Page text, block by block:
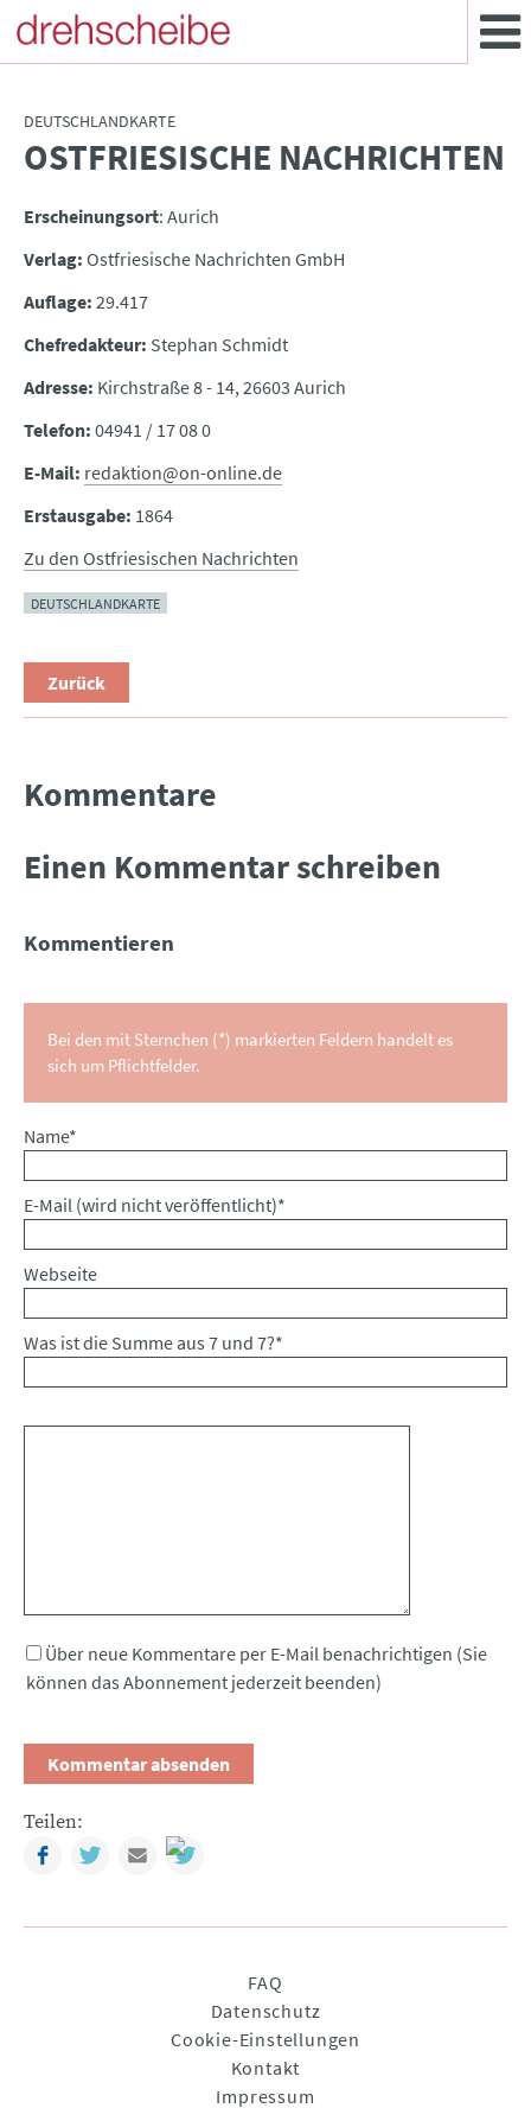
DEUTSCHLANDKARTE
:OSTFRIESISCHE NACHRICHTEN
Erscheinungsort: Aurich
Verlag: Ostfriesische Nachrichten GmbH
Auflage: 29.417
Chefredakteur: Stephan Schmidt
Adresse: Kirchstraße 8 - 14, 26603 Aurich
Telefon: 04941 / 17 08 0
E-Mail: redaktion@on-online.de
Erstausgabe: 1864
Zu den Ostfriesischen Nachrichten
DEUTSCHLANDKARTE
Zurück
Kommentare
Einen Kommentar schreiben
Kommentieren
Bei den mit Sternchen (*) markierten Feldern handelt es
sich um Pflichtfelder.
Pflichtfeld
Name*
Pflichtfeld
E-Mail (wird nicht veröffentlicht)*
Webseite
Was ist die Summe aus 7 und 7?*
Über neue Kommentare per E-Mail benachrichtigen (Sie
können das Abonnement jederzeit beenden)
Teilen:
FacebookTwitterMail
FAQ
Datenschutz
Cookie-Einstellungen
Kontakt
Impressum